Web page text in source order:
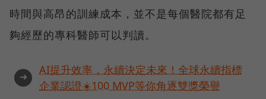
時間與高昂的訓練成本，並不是每個醫院都有足
夠經歷的專科醫師可以判讀。
➜
AI提升效率，永續決定未來！全球永續指標
企業認證☀️100 MVP等你角逐雙獎榮譽